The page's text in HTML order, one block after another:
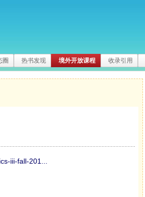
圈 热书发现 境外开放课程 收录引用
iii-fall-201...